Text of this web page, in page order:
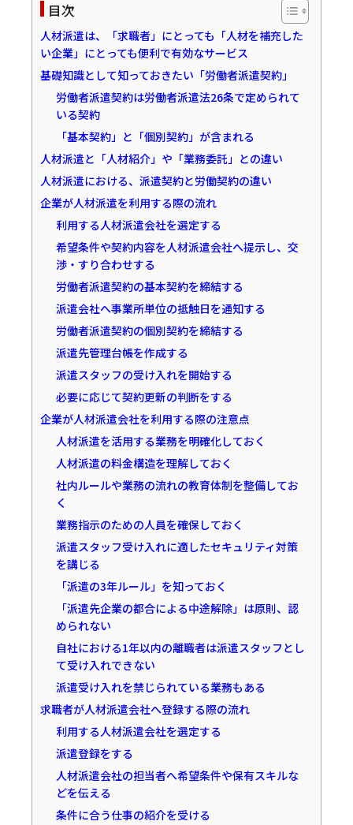
目次
人材派遣は、「求職者」にとっても「人材を補充した
い企業」にとっても便利で有効なサービス
基礎知識として知っておきたい「労働者派遣契約」
労働者派遣契約は労働者派遣法26条で定められて
いる契約
「基本契約」と「個別契約」が含まれる
人材派遣と「人材紹介」や「業務委託」との違い
人材派遣における、派遣契約と労働契約の違い
企業が人材派遣を利用する際の流れ
利用する人材派遣会社を選定する
希望条件や契約内容を人材派遣会社へ提示し、交
渉・すり合わせする
労働者派遣契約の基本契約を締結する
派遣会社へ事業所単位の抵触日を通知する
労働者派遣契約の個別契約を締結する
派遣先管理台帳を作成する
派遣スタッフの受け入れを開始する
必要に応じて契約更新の判断をする
企業が人材派遣会社を利用する際の注意点
人材派遣を活用する業務を明確化しておく
人材派遣の料金構造を理解しておく
社内ルールや業務の流れの教育体制を整備してお
く
業務指示のための人員を確保しておく
派遣スタッフ受け入れに適したセキュリティ対策
を講じる
「派遣の3年ルール」を知っておく
「派遣先企業の都合による中途解除」は原則、認
められない
自社における1年以内の離職者は派遣スタッフとし
て受け入れできない
派遣受け入れを禁じられている業務もある
求職者が人材派遣会社へ登録する際の流れ
利用する人材派遣会社を選定する
派遣登録をする
人材派遣会社の担当者へ希望条件や保有スキルな
どを伝える
条件に合う仕事の紹介を受ける